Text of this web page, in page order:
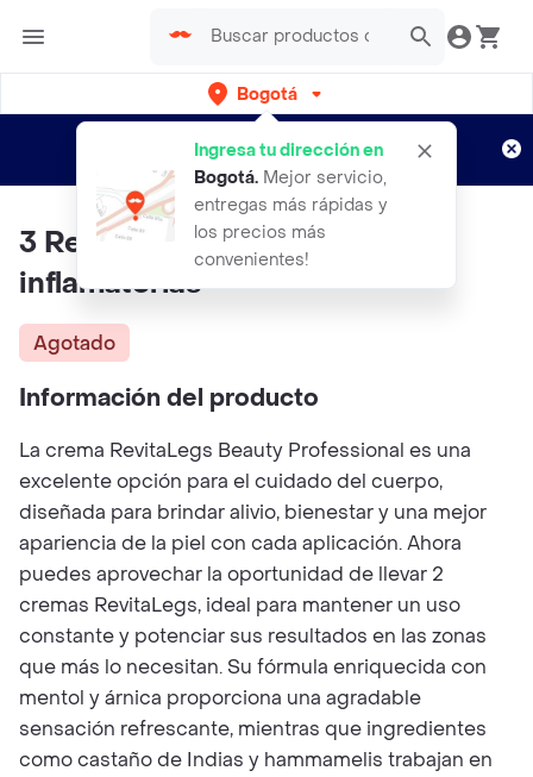
Bogotá
Ingresa tu dirección en
Bogotá. Mejor servicio,
entregas más rápidas y
los precios más
convenientes!
envíos gratis por semanas
Aplican TyC
3 Revitalegs® Cremas Anti-
inflamatorias
Agotado
Información del producto
La crema RevitaLegs Beauty Professional es una
excelente opción para el cuidado del cuerpo,
diseñada para brindar alivio, bienestar y una mejor
apariencia de la piel con cada aplicación. Ahora
puedes aprovechar la oportunidad de llevar 2
cremas RevitaLegs, ideal para mantener un uso
constante y potenciar sus resultados en las zonas
que más lo necesitan. Su fórmula enriquecida con
mentol y árnica proporciona una agradable
sensación refrescante, mientras que ingredientes
como castaño de Indias y hammamelis trabajan en